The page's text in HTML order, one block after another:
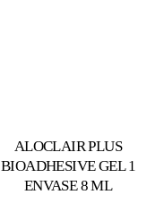
ALOCLAIR PLUS
BIOADHESIVE GEL 1
ENVASE 8 ML